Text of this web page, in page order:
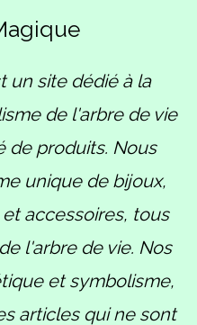
un site dédié à la
de l'arbre de vie
de produits. Nous
unique de bijoux,
accessoires, tous
l'arbre de vie. Nos
et symbolisme,
articles qui ne sont